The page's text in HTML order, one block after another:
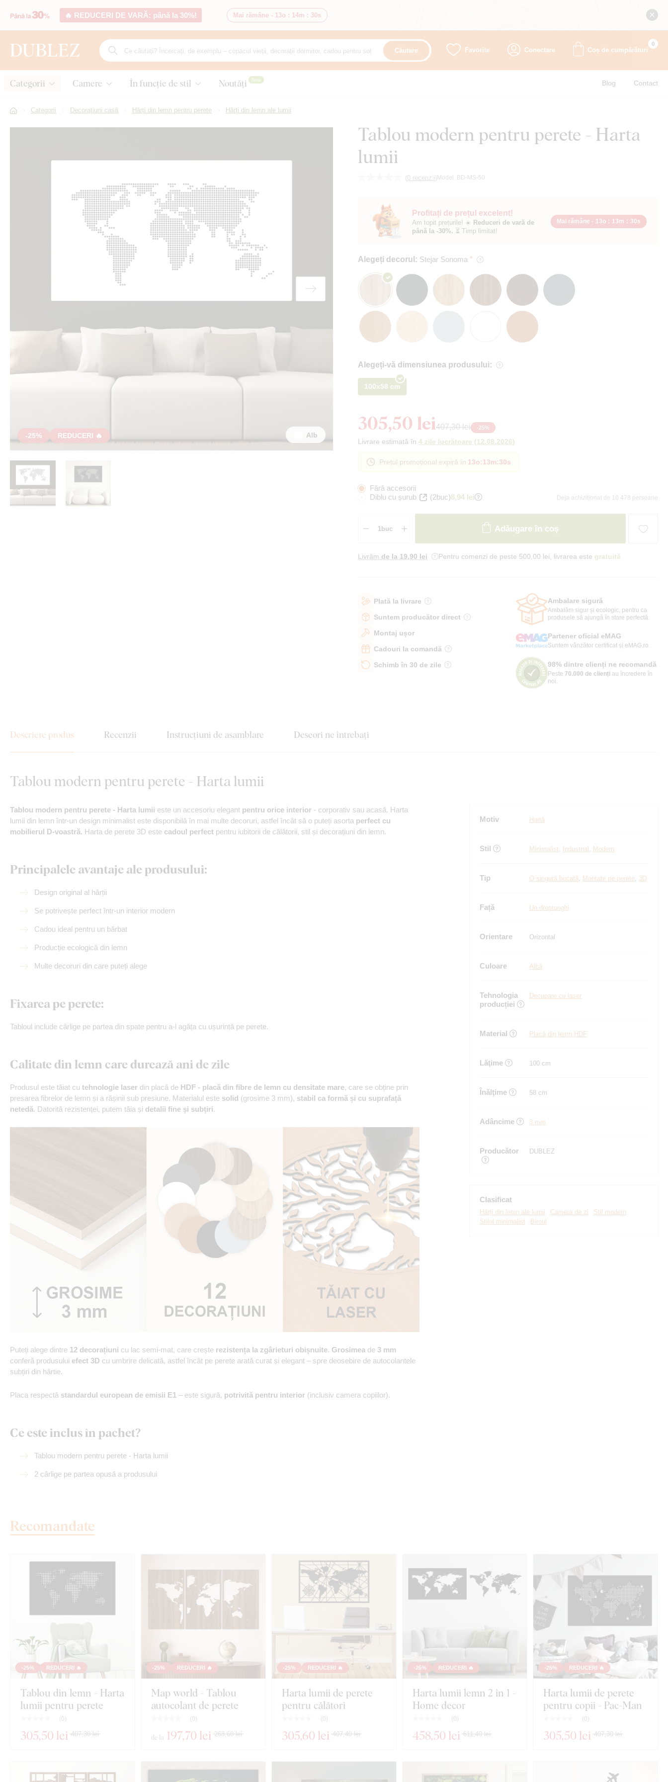
🔥 REDUCERI DE VARĂ: până la 30%! Mai rămâne - 13o : 14m : 29s
Căutare Favorite Conectare Coș de cumpărături
0
Categorii Camere În funcție de stil Noutăți Nou Blog Contact
Categorii Decorațiuni casă Hărți din lemn pentru perete Hărți din lemn ale lumii
Tablou modern pentru perete - Harta
lumii
(0 recenzii) Model: BD-MS-50
-25% REDUCERI 🔥 Alb
Profitați de prețul excelent!
Am topit prețurile! ☀️ Reduceri de vară de
până la -30%. ⏳ Timp limitat!
Mai rămâne - 13o : 13m : 29s
Alegeți decorul: Stejar Sonoma
Alegeți-vă dimensiunea produsului:
100x58 cm
305,50 lei407,30 lei -25%
Livrare estimată în 4 zile lucrătoare (12.08.2026)
Prețul promoțional expiră în 13o:13m:29s
Fără accesorii
Diblu cu șurub
(2buc)8,94 lei Deja achiziționat de 10 478 persoane
Adăugare în coș
Livrăm de la 19,90 lei Pentru comenzi de peste 500,00 lei, livrarea este gratuită
Plată la livrare
Suntem producător direct
Montaj ușor
Cadouri la comandă
Schimb în 30 de zile
Ambalare sigură
Ambalăm sigur și ecologic, pentru ca
produsele să ajungă în stare perfectă.
Partener oficial eMAG
Suntem vânzător certificat și eMAG.ro.
98% dintre clienți ne recomandă
Peste 70.000 de clienți au încredere în
noi.
Descriere produs Recenzii Instrucțiuni de asamblare Deseori ne întrebați
Tablou modern pentru perete - Harta lumii
Tablou modern pentru perete - Harta lumii este un accesoriu elegant pentru orice interior - corporativ sau acasă. Harta
lumii din lemn într-un design minimalist este disponibilă în mai multe decoruri, astfel încât să o puteți asorta perfect cu
mobilierul D-voastră. Harta de perete 3D este cadoul perfect pentru iubitorii de călătorii, stil și decorațiuni din lemn.
Principalele avantaje ale produsului:
Design original al hărții
Se potrivește perfect într-un interior modern
Cadou ideal pentru un bărbat
Producție ecologică din lemn
Multe decoruri din care puteți alege
Fixarea pe perete:
Tabloul include cârlige pe partea din spate pentru a-l agăța cu ușurință pe perete.
Calitate din lemn care durează ani de zile
Produsul este tăiat cu tehnologie laser din placă de HDF - placă din fibre de lemn cu densitate mare, care se obține prin
presarea fibrelor de lemn și a rășinii sub presiune. Materialul este solid (grosime 3 mm), stabil ca formă și cu suprafață
netedă. Datorită rezistenței, putem tăia și detalii fine și subțiri.
Puteți alege dintre 12 decorațiuni cu lac semi-mat, care crește rezistența la zgârieturi obișnuite. Grosimea de 3 mm
conferă produsului efect 3D cu umbrire delicată, astfel încât pe perete arată curat și elegant – spre deosebire de autocolantele
subțiri din hârtie.
Placa respectă standardul european de emisii E1 – este sigură, potrivită pentru interior (inclusiv camera copiilor).
Ce este inclus în pachet?
Tablou modern pentru perete - Harta lumii
2 cârlige pe partea opusă a produsului
Motiv Hartă
Stil Minimalist, Industrial , Modern
Tip O singură bucată, Montate pe perete, 3D
Față Un dreptunghi
Orientare Orizontal
Culoare Albă
Tehnologia
producției
Decupare cu laser
Material Placă din lemn HDF
Lăţime 100 cm
Înălţime 58 cm
Adâncime 3 mm
Producător DUBLEZ
Clasificat
Hărți din lemn ale lumii Camera de zi
Stil modern
Stilul minimalist
Biroul
Recomandate
-25% REDUCERI 🔥
Tablou din lemn - Harta
lumii pentru perete
( 0)
305,50 lei 407,30 lei
-25% REDUCERI 🔥
Map world - Tablou
autocolant de perete
( 0)
de la 197,70 lei 263,60 lei
-25% REDUCERI 🔥
Harta lumii de perete
pentru călători
( 0)
305,60 lei 407,40 lei
-25% REDUCERI 🔥
Harta lumii lemn 2 în 1 -
Home decor
( 0)
458,50 lei 611,40 lei
-25% REDUCERI 🔥
Harta lumii de perete
pentru copii - Pac-Man
( 0)
305,50 lei 407,30 lei